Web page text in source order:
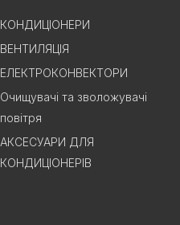
КОНДИЦІОНЕРИ
ВЕНТИЛЯЦІЯ
ЕЛЕКТРОКОНВЕКТОРИ
Очищувачі та зволожувачі
повітря
АКСЕСУАРИ ДЛЯ
КОНДИЦІОНЕРІВ